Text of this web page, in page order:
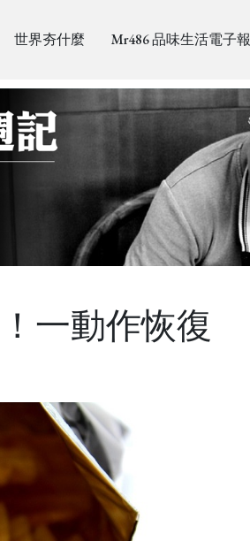
世界夯什麼 Mr486 品味生活電子報
一動作恢復